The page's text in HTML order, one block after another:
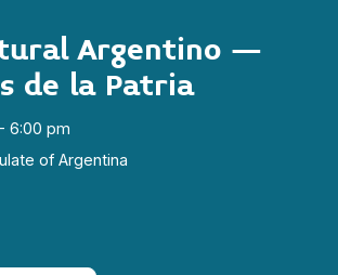
Argentino –
de la Patria
6:00 pm
of Argentina